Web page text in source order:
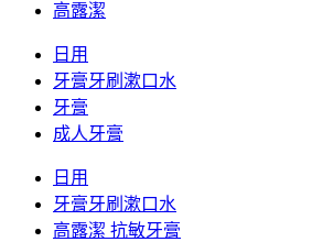
高露潔
日用
牙膏牙刷漱口水
牙膏
成人牙膏
日用
牙膏牙刷漱口水
高露潔 抗敏牙膏